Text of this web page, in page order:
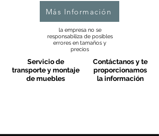
Más Información
la empresa no se
responsabiliza de posibles
errores en tamaños y
precios
Servicio de
transporte y montaje
de muebles
Contáctanos y te
proporcionamos
la información